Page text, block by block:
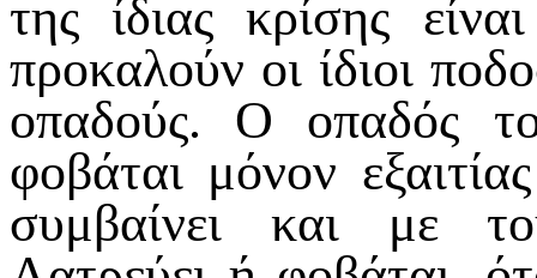
της ίδιας κρίσης
προκαλούν οι ίδιοι
οπαδούς. Ο οπαδός
φοβάται μόνον
συμβαίνει και με